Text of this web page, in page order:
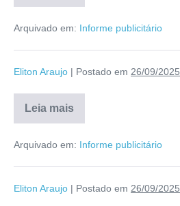
Arquivado em: Informe publicitário
Eliton Araujo | Postado em 26/09/2025
Leia mais
Arquivado em: Informe publicitário
Eliton Araujo | Postado em 26/09/2025